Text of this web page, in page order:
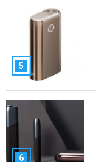
5
6